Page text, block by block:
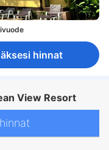
hinnat
View Resort